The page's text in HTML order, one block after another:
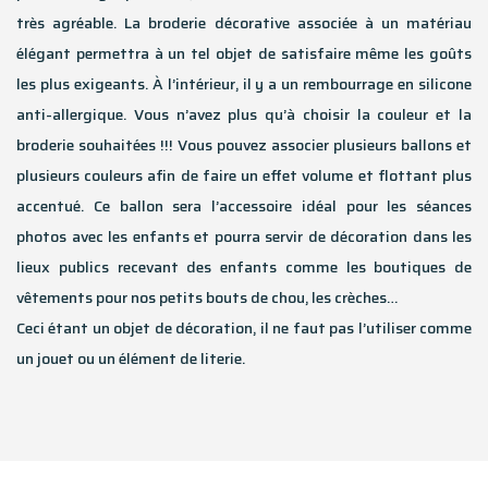
très agréable. La broderie décorative associée à un matériau
élégant permettra à un tel objet de satisfaire même les goûts
les plus exigeants. À l’intérieur, il y a un rembourrage en silicone
anti-allergique. Vous n’avez plus qu’à choisir la couleur et la
broderie souhaitées !!! Vous pouvez associer plusieurs ballons et
plusieurs couleurs afin de faire un effet volume et flottant plus
accentué. Ce ballon sera l’accessoire idéal pour les séances
photos avec les enfants et pourra servir de décoration dans les
lieux publics recevant des enfants comme les boutiques de
vêtements pour nos petits bouts de chou, les crèches…
Ceci étant un objet de décoration, il ne faut pas l’utiliser comme
un jouet ou un élément de literie.